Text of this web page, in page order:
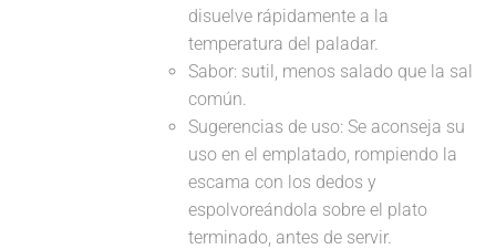
disuelve rápidamente a la
temperatura del paladar.
Sabor: sutil, menos salado que la sal
común.
Sugerencias de uso: Se aconseja su
uso en el emplatado, rompiendo la
escama con los dedos y
espolvoreándola sobre el plato
terminado, antes de servir.